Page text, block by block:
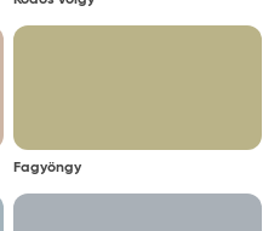
Fagyöngy